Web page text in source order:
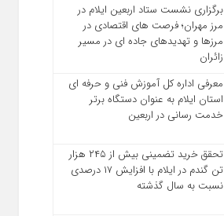
برگزاری نشست ستاد اربعین ایلام در
مرز مهران؛ فرصت‌ های اقتصادی در
مرزها و تهدیدهای جاده‌ ای در مسیر
زائران
معرفی اداره کل آموزش فنی و حرفه‌ ای
استان ایلام به‌ عنوان دستگاه برتر
خدمت‌ رسانی در اربعین
تحقق خرید تضمینی بیش از ۲۴۵ هزار
تن گندم در ایلام با افزایش ۱۷ درصدی
نسبت به سال گذشته